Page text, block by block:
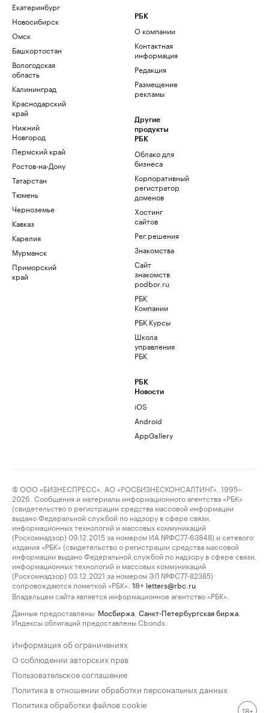
Екатеринбург
Новосибирск
Омск
Башкортостан
Вологодская
область
Калининград
Краснодарский
край
Нижний
Новгород
Пермский край
Ростов-на-Дону
Татарстан
Тюмень
Черноземье
Кавказ
Карелия
Мурманск
Приморский
край
РБК
О компании
Контактная
информация
Редакция
Размещение
рекламы
Другие
продукты
РБК
Облако для
бизнеса
Корпоративный
регистратор
доменов
Хостинг
сайтов
Рег.решения
Знакомства
Сайт
знакомств
podbor.ru
РБК
Компании
РБК Курсы
Школа
управления
РБК
РБК
Новости
iOS
Android
AppGallery
© ООО «БИЗНЕСПРЕСС», АО «РОСБИЗНЕСКОНСАЛТИНГ», 1995–
2026. Сообщения и материалы информационного агентства «РБК»
(свидетельство о регистрации средства массовой информации
выдано Федеральной службой по надзору в сфере связи,
информационных технологий и массовых коммуникаций
(Роскомнадзор) 09.12.2015 за номером ИА №ФС77-63848) и сетевого
издания «РБК» (свидетельство о регистрации средства массовой
информации выдано Федеральной службой по надзору в сфере связи,
информационных технологий и массовых коммуникаций
(Роскомнадзор) 03.12.2021 за номером ЭЛ №ФС77-82385)
сопровождаются пометкой «РБК».
18+ letters@rbc.ru
Владельцем сайта является информационное агентство «РБК».
Данные предоставлены: Мосбиржа Санкт-Петербургская биржа
Индексы облигаций предоставлены Cbonds.
Информация об ограничениях
О соблюдении авторских прав
Пользовательское соглашение
Политика в отношении обработки персональных данных
Политика обработки файлов cookie
18+